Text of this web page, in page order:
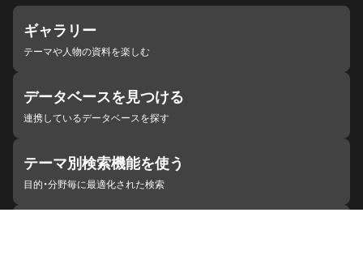
ギャラリー
テーマや人物の資料を楽しむ
データベースを見つける
連携しているデータベースを探す
テーマ別検索機能を使う
目的・分野毎に最適化された検索